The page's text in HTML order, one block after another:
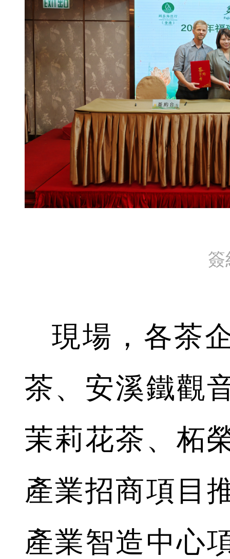
簽
現場，各茶
茶、安溪鐵觀
茉莉花茶、柘
產業招商項目
產業智造中心